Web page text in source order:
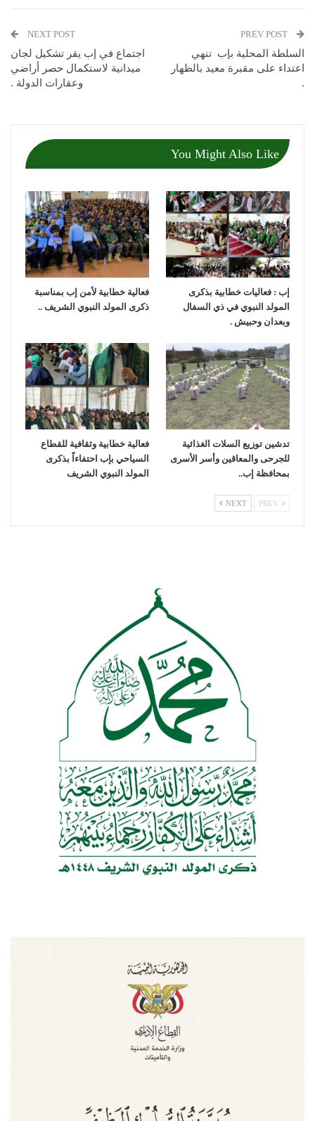
السلطة المحلية بإب تنهي
اعتداء على مقبرة معيد بالظهار
.
NEXT POST
اجتماع في إب يقر تشكيل لجان
ميدانية لاستكمال حصر أراضي
وعقارات الدولة .
You Might Also Like
إب : فعاليات خطابية بذكرى
المولد النبوي في ذي السفال
وبعدان وحبيش .
فعالية خطابية لأمن إب بمناسبة
ذكرى المولد النبوي الشريف ..
تدشين توزيع السلات الغذائية
للجرحى والمعاقين وأسر الأسرى
بمحافظة إب..
فعالية خطابية وثقافية للقطاع
السياحي بإب احتفاءاً بذكرى
المولد النبوي الشريف
NEXT